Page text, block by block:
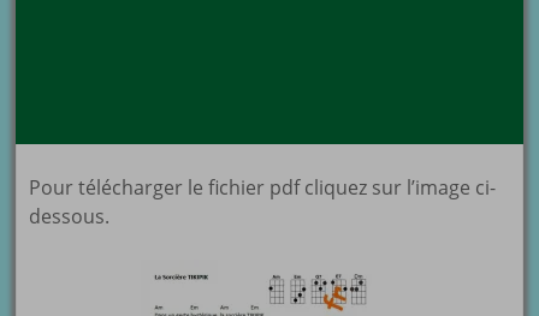
Pour télécharger le fichier pdf cliquez sur l’image ci-
dessous.